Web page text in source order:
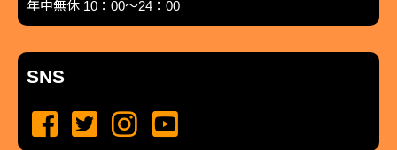
年中無休 10：00～24：00
SNS